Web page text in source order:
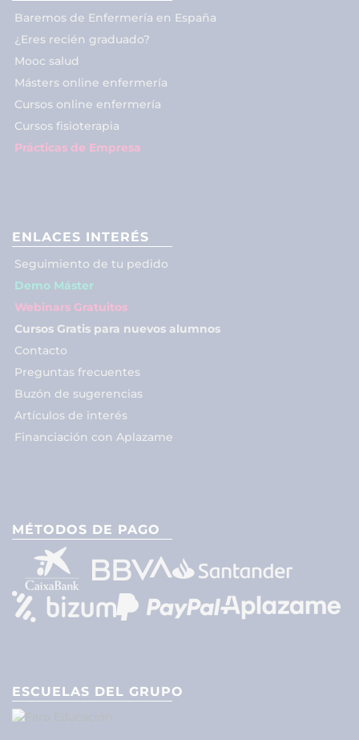
Baremos de Enfermería en España
¿Eres recién graduado?
Mooc salud
Másters online enfermería
Cursos online enfermería
Cursos fisioterapia
Prácticas de Empresa
ENLACES INTERÉS
Seguimiento de tu pedido
Demo Máster
Webinars Gratuitos
Cursos Gratis para nuevos alumnos
Contacto
Preguntas frecuentes
Buzón de sugerencias
Artículos de interés
Financiación con Aplazame
MÉTODOS DE PAGO
ESCUELAS DEL GRUPO